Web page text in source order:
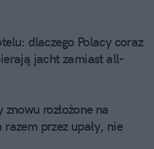
dlaczego Polacy coraz
jacht zamiast all-
znowu rozłożone na
przez upały, nie